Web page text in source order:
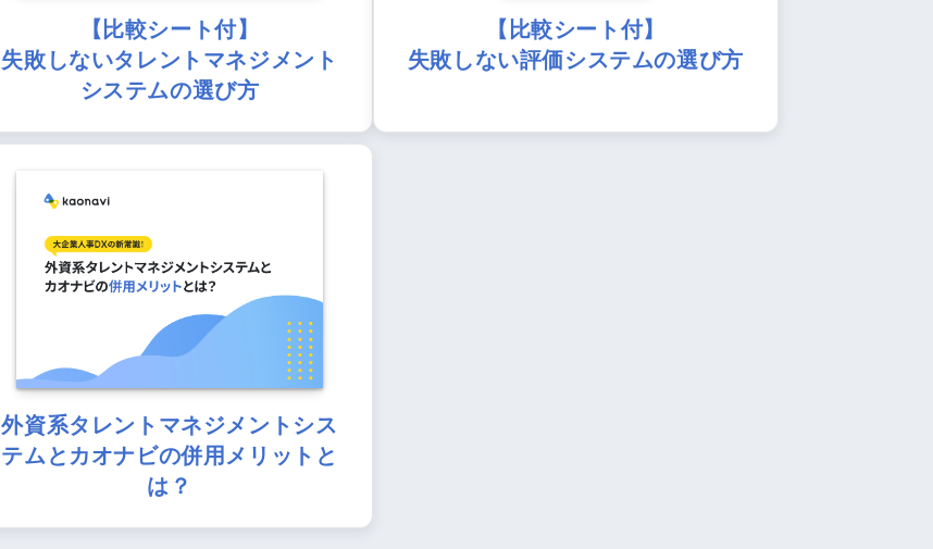
【比較シート付】
失敗しないタレントマネジメント
システムの選び方
【比較シート付】
失敗しない評価システムの選び方
外資系タレントマネジメントシス
テムとカオナビの併用メリットと
は？